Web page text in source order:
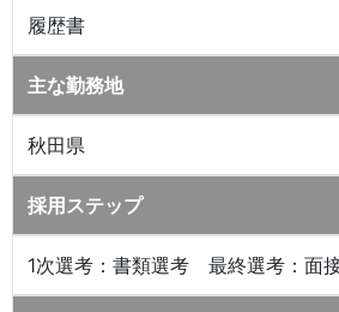
履歴書
主な勤務地
秋田県
採用ステップ
1次選考：書類選考 最終選考：面